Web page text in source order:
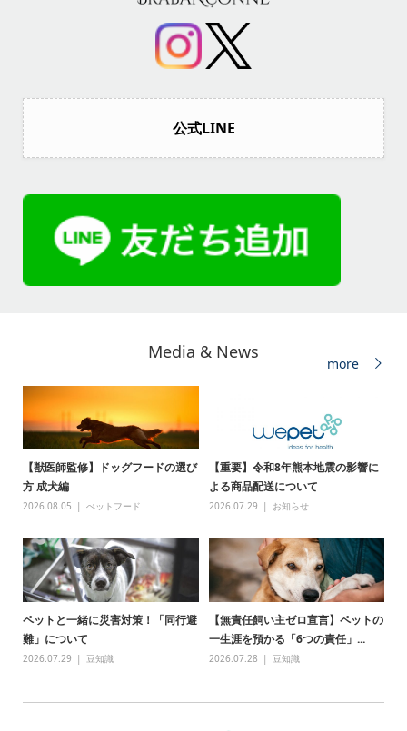
公式LINE
Media & News
more
【獣医師監修】ドッグフードの選び
方 成犬編
2026.08.05 ぺットフード
【重要】令和8年熊本地震の影響に
よる商品配送について
2026.07.29 お知らせ
ペットと一緒に災害対策！「同行避
難」について
2026.07.29 豆知識
【無責任飼い主ゼロ宣言】ペットの
一生涯を預かる「6つの責任」...
2026.07.28 豆知識